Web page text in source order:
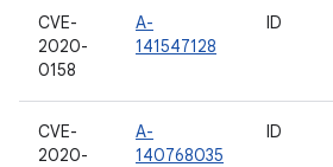
CVE-
2020-
0158
A-
141547128
ID
CVE-
2020-
A-
140768035
ID